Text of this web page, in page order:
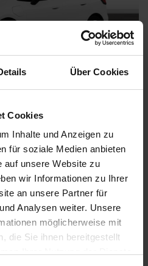
Über Cookies
Cookies
Inhalte und Anzeigen zu
für soziale Medien anbieten
auf unsere Website zu
wir Informationen zu Ihrer
an unsere Partner für
Analysen weiter. Unsere
möglicherweise mit
die Sie ihnen bereitgestellt
Pkw
54.750 km
05/2023
Gebrauchtwagen
180 kW / 245 PS